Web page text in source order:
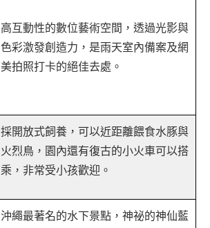
高互動性的數位藝術空間，透過光影與
色彩激發創造力，是雨天室內備案及網
美拍照打卡的絕佳去處。
採開放式飼養，可以近距離餵食水豚與
火烈鳥，園內還有復古的小火車可以搭
乘，非常受小孩歡迎。
沖繩最著名的水下景點，神祕的神仙藍